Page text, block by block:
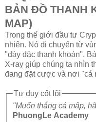
BẢN ĐỒ THANH
MAP)
Trong thế giới đầu tư
nhiên. Nó di chuyển từ
"dày đặc thanh khoản".
X-ray giúp chúng ta nhìn
đang đặt cược và nơi "cá
Tư duy cốt lõi
"Muốn thắng cá mập,
PhuongLe Academy